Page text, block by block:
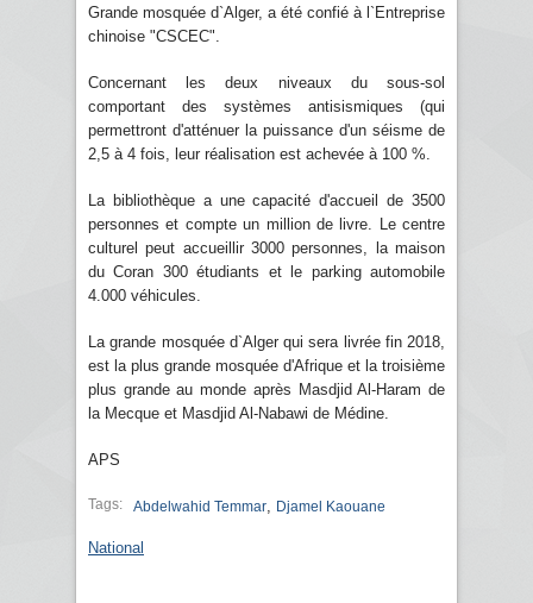
Grande mosquée d`Alger, a été confié à l`Entreprise
chinoise "CSCEC".
Concernant les deux niveaux du sous-sol
comportant des systèmes antisismiques (qui
permettront d'atténuer la puissance d'un séisme de
2,5 à 4 fois, leur réalisation est achevée à 100 %.
La bibliothèque a une capacité d'accueil de 3500
personnes et compte un million de livre. Le centre
culturel peut accueillir 3000 personnes, la maison
du Coran 300 étudiants et le parking automobile
4.000 véhicules.
La grande mosquée d`Alger qui sera livrée fin 2018,
est la plus grande mosquée d'Afrique et la troisième
plus grande au monde après Masdjid Al-Haram de
la Mecque et Masdjid Al-Nabawi de Médine.
APS
Tags: Abdelwahid Temmar Djamel Kaouane
National